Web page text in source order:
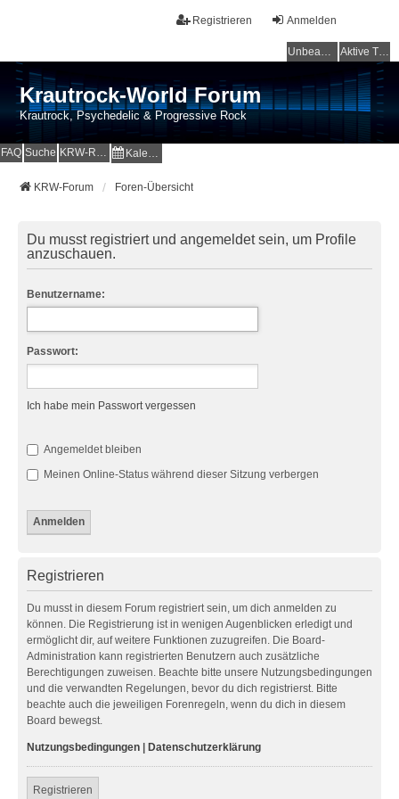
Anmelden
Registrieren
Unbeantwortete Themen Aktive Themen
Krautrock-World Forum
Krautrock, Psychedelic & Progressive Rock
FAQ Suche KRW-Radio Kalender
KRW-Forum Foren-Übersicht
Du musst registriert und angemeldet sein, um Profile
anzuschauen.
Benutzername:
Passwort:
Ich habe mein Passwort vergessen
Angemeldet bleiben
Meinen Online-Status während dieser Sitzung verbergen
Registrieren
Du musst in diesem Forum registriert sein, um dich anmelden zu
können. Die Registrierung ist in wenigen Augenblicken erledigt und
ermöglicht dir, auf weitere Funktionen zuzugreifen. Die Board-
Administration kann registrierten Benutzern auch zusätzliche
Berechtigungen zuweisen. Beachte bitte unsere Nutzungsbedingungen
und die verwandten Regelungen, bevor du dich registrierst. Bitte
beachte auch die jeweiligen Forenregeln, wenn du dich in diesem
Board bewegst.
Nutzungsbedingungen | Datenschutzerklärung
Registrieren